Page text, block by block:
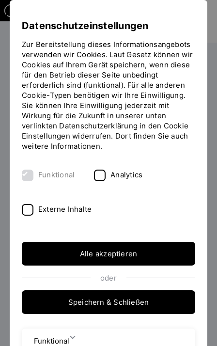
Sie
befinden
sich
auf
der
Seite
"Zusatzangebot
(Detailansicht)"
Studieren
CyberCraft Archive:
Augmented Reality
(FAKULTÄT ARCHITEKTUR UND
RSDS)
& PROF. DR. FLORIAN
WEININGER
BAUINGENIEURWESEN)
Datenschutzeinstellungen
Zur Bereitstellung dieses Informationsangebots
verwenden wir Cookies. Laut Gesetz können wir
Cookies auf Ihrem Gerät speichern, wenn diese
für den Betrieb dieser Seite unbedingt
erforderlich sind (funktional). Für alle anderen
Cookie-Typen benötigen wir Ihre Einwilligung.
Sie können Ihre Einwilligung jederzeit mit
Wirkung für die Zukunft in unserer unten
verlinkten Datenschutzerklärung in den Cookie
Einstellungen widerrufen. Dort finden Sie auch
weitere Informationen.
Funktional Analytics
Externe Inhalte
Alle akzeptieren
oder
Speichern & Schließen
Funktional